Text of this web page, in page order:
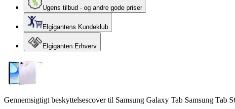
Ugens tilbud - og andre gode priser
Elgigantens Kundeklub
Elgiganten Erhverv
Gennemsigtigt beskyttelsescover til Samsung Galaxy Tab Samsung Tab